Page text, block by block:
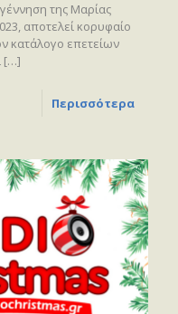
της Μαρίας
αποτελεί κορυφαίο
κατάλογο επετείων
[…]
Περισσότερα